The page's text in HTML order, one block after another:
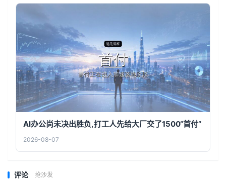
AI办公尚未决出胜负,打工人先给大厂交了1500“首付”
2026-08-07
评论 抢沙发